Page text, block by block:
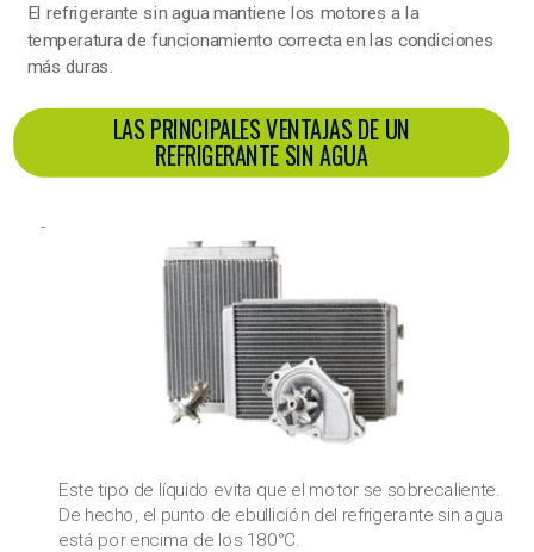
El refrigerante sin agua mantiene los motores a la
temperatura de funcionamiento correcta en las condiciones
más duras.
LAS PRINCIPALES VENTAJAS DE UN
REFRIGERANTE SIN AGUA
Este tipo de líquido evita que el motor se sobrecaliente.
De hecho, el punto de ebullición del refrigerante sin agua
está por encima de los 180°C.